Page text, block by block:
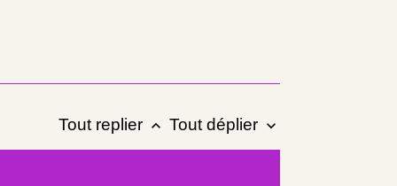
Tout replier keyboard_arrow_up Tout déplier keyboard_arrow_down